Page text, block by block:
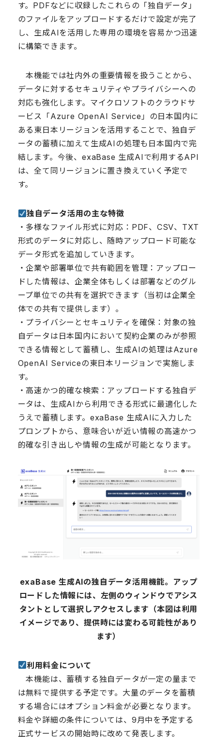
す。PDFなどに収録したこれらの「独自データ」
のファイルをアップロードするだけで設定が完了
し、生成AIを活用した専用の環境を容易かつ迅速
に構築できます。
本機能では社内外の重要情報を扱うことから、
データに対するセキュリティやプライバシーへの
対応も強化します。マイクロソフトのクラウドサ
ービス「Azure OpenAI Service」の日本国内に
ある東日本リージョンを活用することで、独自デ
ータの蓄積に加えて生成AIの処理も日本国内で完
結します。今後、exaBase 生成AIで利用するAPI
は、全て同リージョンに置き換えていく予定で
す。
︎ 独自データ活用の主な特徴
・多様なファイル形式に対応：PDF、CSV、TXT
形式のデータに対応し、随時アップロード可能な
データ形式を追加していきます。
・企業や部署単位で共有範囲を管理：アップロー
ドした情報は、企業全体もしくは部署などのグル
ープ単位での共有を選択できます（当初は企業全
体での共有で提供します）。
・プライバシーとセキュリティを確保：対象の独
自データは日本国内において契約企業のみが参照
できる情報として蓄積し、生成AIの処理はAzure
OpenAI Serviceの東日本リージョンで実施しま
す。
・高速かつ的確な検索：アップロードする独自デ
ータは、生成AIから利用できる形式に最適化した
うえで蓄積します。exaBase 生成AIに入力した
プロンプトから、意味合いが近い情報の高速かつ
的確な引き出しや情報の生成が可能となります。
exaBase 生成AIの独自データ活用機能。アップ
ロードした情報には、左側のウィンドウでアシス
タントとして選択しアクセスします（本図は利用
イメージであり、提供時には変わる可能性があり
ます）
︎利用料金について
本機能は、蓄積する独自データが一定の量まで
は無料で提供する予定です。大量のデータを蓄積
する場合にはオプション料金が必要となります。
料金や詳細の条件については、9月中を予定する
正式サービスの開始時に改めて発表します。